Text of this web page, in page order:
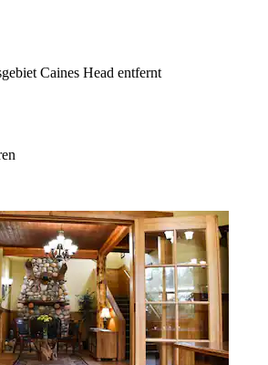
Caines Head entfernt